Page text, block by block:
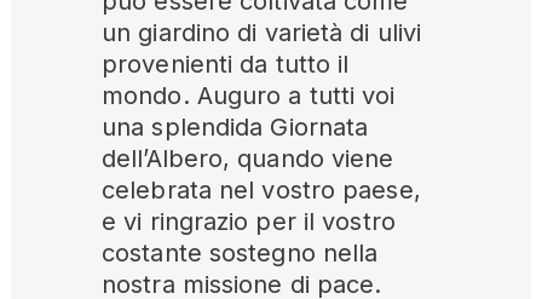
un giardino di varietà di ulivi
provenienti da tutto il
mondo. Auguro a tutti voi
una splendida Giornata
dell’Albero, quando viene
celebrata nel vostro paese,
e vi ringrazio per il vostro
costante sostegno nella
nostra missione di pace.